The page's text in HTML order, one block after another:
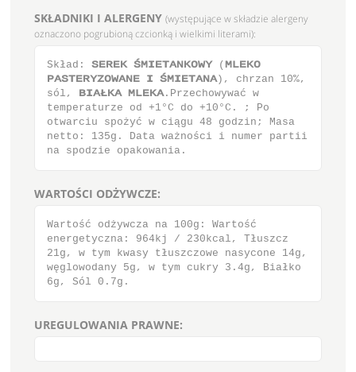
SKŁADNIKI I ALERGENY (występujące w składzie alergeny
oznaczono pogrubioną czcionką i wielkimi literami):
Skład: ΤΕΣΕΛ μΝΙΕΥΑΞΛΟΨΪ (ΝΜΕΛΟ
ΠΑΤΥΕΣΪΫΟΨΑΞΕ Ι μΝΙΕΥΑΞΑ), chrzan 10%,
sól, ΒΙΑιΛΑ ΝΜΕΛΑ.Przechowywać w
temperaturze od +1°C do +10°C. ; Po
otwarciu spożyć w ciągu 48 godzin; Masa
netto: 135g. Data ważności i numer partii
na spodzie opakowania.
WARTOŚCI ODŻYWCZE:
Wartość odżywcza na 100g: Wartość
energetyczna: 964kj / 230kcal, Tłuszcz
21g, w tym kwasy tłuszczowe nasycone 14g,
węglowodany 5g, w tym cukry 3.4g, Białko
6g, Sól 0.7g.
UREGULOWANIA PRAWNE: